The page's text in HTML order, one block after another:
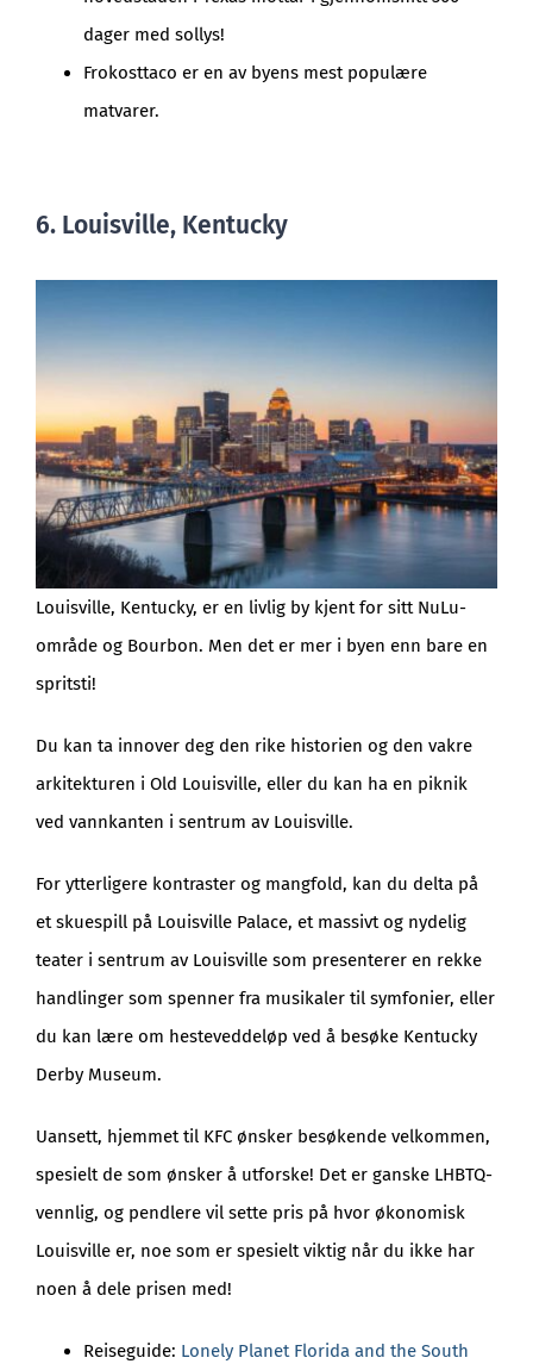
dager med sollys!
Frokosttaco er en av byens mest populære
matvarer.
6. Louisville, Kentucky
Louisville, Kentucky, er en livlig by kjent for sitt NuLu-
område og Bourbon. Men det er mer i byen enn bare en
spritsti!
Du kan ta innover deg den rike historien og den vakre
arkitekturen i Old Louisville, eller du kan ha en piknik
ved vannkanten i sentrum av Louisville.
For ytterligere kontraster og mangfold, kan du delta på
et skuespill på Louisville Palace, et massivt og nydelig
teater i sentrum av Louisville som presenterer en rekke
handlinger som spenner fra musikaler til symfonier, eller
du kan lære om hesteveddeløp ved å besøke Kentucky
Derby Museum.
Uansett, hjemmet til KFC ønsker besøkende velkommen,
spesielt de som ønsker å utforske! Det er ganske LHBTQ-
vennlig, og pendlere vil sette pris på hvor økonomisk
Louisville er, noe som er spesielt viktig når du ikke har
noen å dele prisen med!
Reiseguide: Lonely Planet Florida and the South